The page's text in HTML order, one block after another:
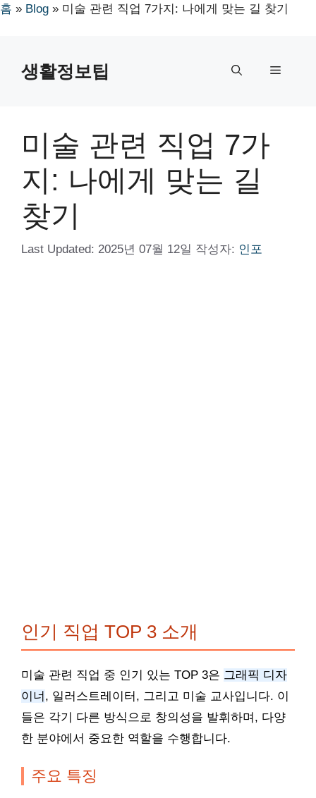
홈 » Blog » 미술 관련 직업 7가지: 나에게 맞는 길 찾기
생활정보팁 메
미술 관련 직업 7가
지: 나에게 맞는 길
찾기
Last Updated: 2025년 07월 12일 작성자: 인포
인기 직업 TOP 3 소개
미술 관련 직업 중 인기 있는 TOP 3은 그래픽 디자
이너 , 일러스트레이터, 그리고 미술 교사입니다. 이
들은 각기 다른 방식으로 창의성을 발휘하며, 다양
한 분야에서 중요한 역할을 수행합니다.
주요 특징